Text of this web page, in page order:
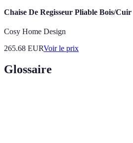
Chaise De Regisseur Pliable Bois/
Cosy Home Design
265.68 EURVoir le prix
Glossaire